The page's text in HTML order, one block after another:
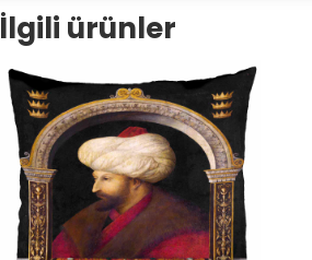
İlgili ürünler